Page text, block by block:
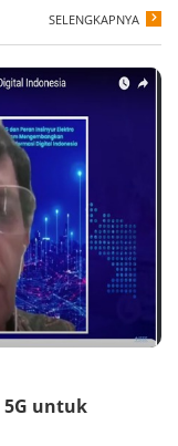
SELENGKAPNYA
untuk